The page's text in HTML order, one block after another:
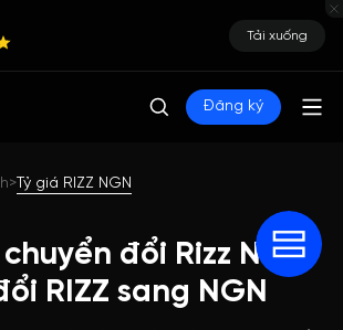
Tải xuống
Đăng ký
>Tỷ giá RIZZ NGN
đổi Rizz NGN:
RIZZ sang NGN